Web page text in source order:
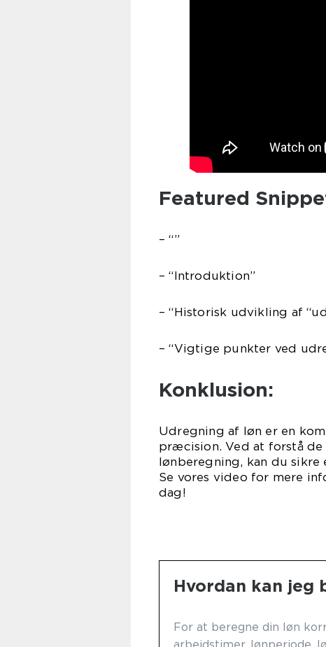
Featured
– “”
– “Introduktion”
– “Historisk udvikling af
– “Vigtige punkter ved
Konklusion:
Udregning af løn er en
præcision. Ved at forstå
lønberegning, kan du
Se vores video for mere
dag!
Hvordan kan jeg
For at beregne din løn